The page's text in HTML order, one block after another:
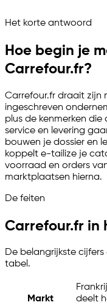
ChannelizeAnalyze
Het korte antwoord
Hoe begin je
Carrefour.fr?
Carrefour.fr draait zijn
ingeschreven
plus de kenmerken
service en levering
bouwen je dossier en
koppelt e-tailize je
voorraad en orders
marktplaatsen hierna.
De feiten
Carrefour.fr in
De belangrijkste
tabel.
Markt
deelt